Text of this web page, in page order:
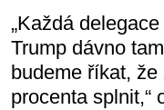
„Každá
Trump dávno
budeme říkat,
procenta splnit,“